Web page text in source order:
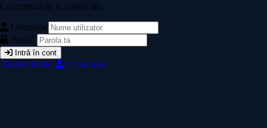
Conectează-te la contul tău
Utilizator
Parolă
Intră în cont
Parolă uitată? Cont nou